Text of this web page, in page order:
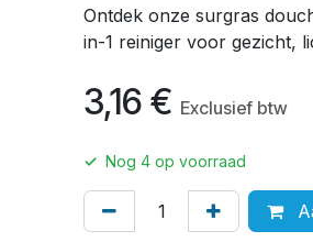
Ontdek onze surgras
in-1 reiniger voor gezicht,
3,16 € Exclusief btw
✓ Nog 4 op voorraad